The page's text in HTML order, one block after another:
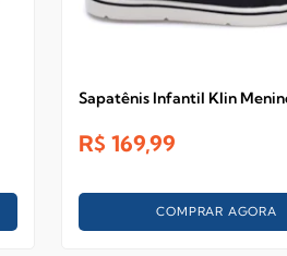
Sapatênis Infantil Klin
R$ 169,99
COMPRAR AGORA